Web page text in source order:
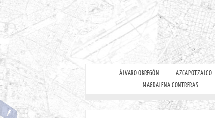
ÁLVARO OBREGÓN AZCAPOTZALCO
MAGDALENA CONTRERAS